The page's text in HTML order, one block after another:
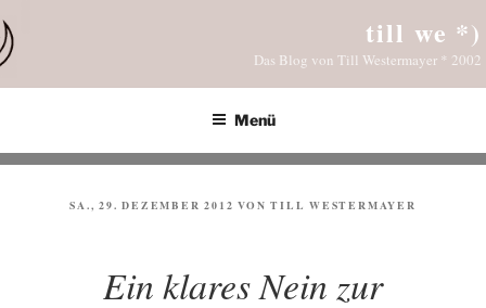
Inhalt
springen
till we *)
Das Blog von Till Westermayer * 2002
Menü
VERÖFFENTLICHT
SA., 29. DEZEMBER 2012 VONTILL WESTERMAYER
Ein klares Nein zur